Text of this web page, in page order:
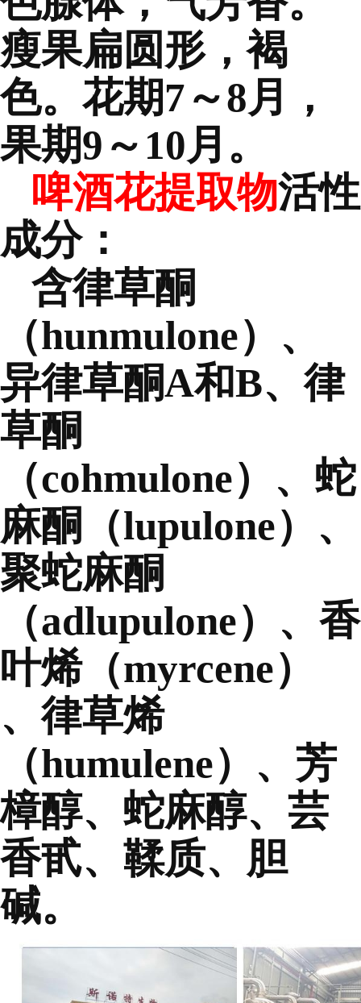
瘦果扁圆形，褐
色。花期7～8月，
果期9～10月。
啤酒花提取物活性
成分：
含律草酮
（hunmulone）、
异律草酮A和B、律
草酮
（cohmulone）、蛇
麻酮（lupulone）、
聚蛇麻酮
（adlupulone）、香
叶烯（myrcene）
、律草烯
（humulene）、芳
樟醇、蛇麻醇、芸
香甙、鞣质、胆
碱。